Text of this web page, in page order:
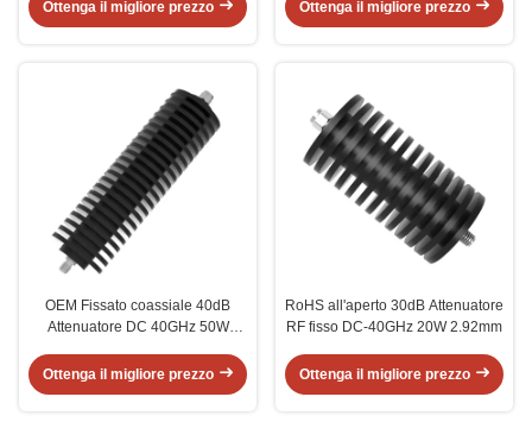
Ottenga il migliore prezzo
Ottenga il migliore prezzo
OEM Fissato coassiale 40dB
Attenuatore DC 40GHz 50W
Ottenga il migliore prezzo
RoHS all'aperto 30dB Attenuatore
RF fisso DC-40GHz 20W 2.92mm
Ottenga il migliore prezzo